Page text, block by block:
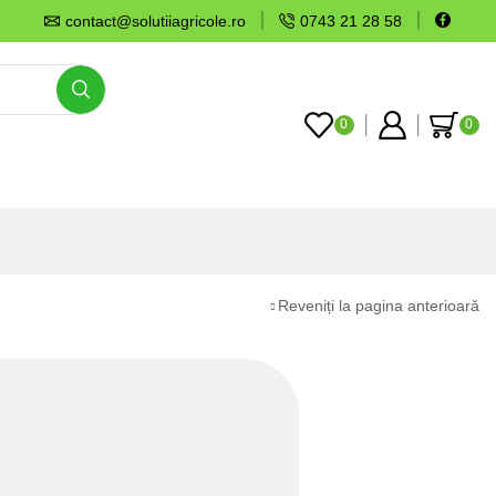
contact@solutiiagricole.ro 0743 21 28 58
0 0
Reveniți la pagina anterioară